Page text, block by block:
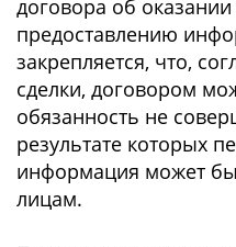
договора об оказании
предоставлению
закрепляется, что,
сделки, договором
обязанность не
результате которых
информация может
лицам.